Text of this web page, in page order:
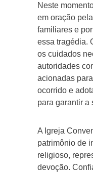
Neste
em oração
familiares e
essa tragédia.
os cuidados
autoridades
acionadas
ocorrido e
para garantir a
A Igreja
patrimônio de
religioso,
devoção.